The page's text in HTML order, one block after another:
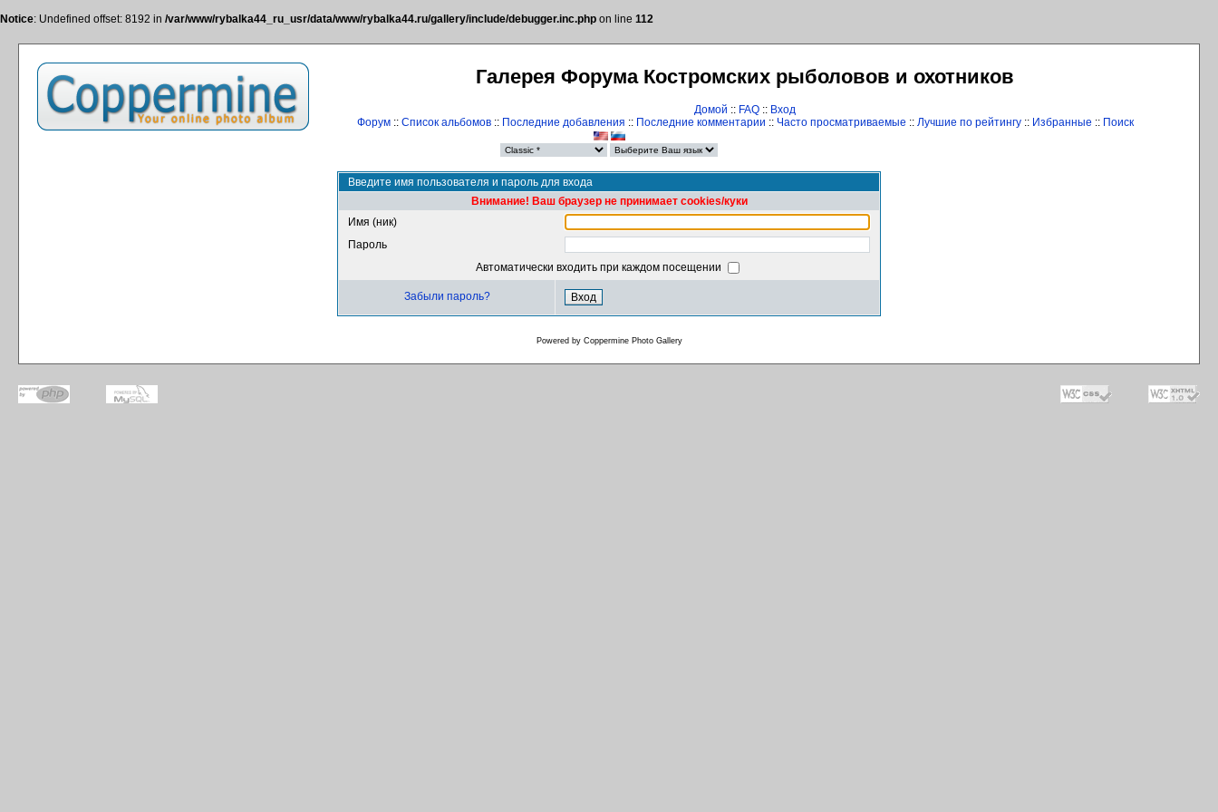
Notice: Undefined offset: 8192 in /var/www/rybalka44_ru_usr/data/www/rybalka44.ru/gallery/include/debugger.inc.php on line 112
Галерея Форума Костромских рыболовов и охотников
Домой :: FAQ :: Вход
Форум:: Список альбомов:: Последние добавления :: Последние комментарии :: Часто просматриваемые :: Лучшие по рейтингу:: Избранные :: Поиск
Введите имя пользователя и пароль для входа
Внимание! Ваш браузер не принимает cookies/куки
Имя (ник)
Пароль
Автоматически входить при каждом посещении
Забыли пароль?
Powered by Coppermine Photo Gallery